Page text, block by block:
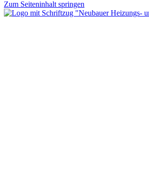
Zum Seiteninhalt springen